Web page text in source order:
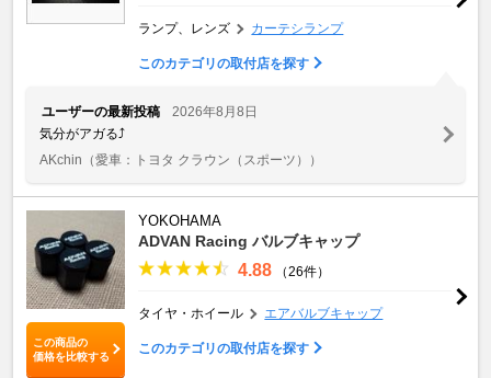
ランプ、レンズ カーテシランプ
このカテゴリの取付店を探す
ユーザーの最新投稿
2026年8月8日
気分がアガる⤴️
AKchin （愛車：トヨタ クラウン（スポーツ））
この商品の
価格を比較する
YOKOHAMA
ADVAN Racing バルブキャップ
4.88 （26件）
タイヤ・ホイール エアバルブキャップ
このカテゴリの取付店を探す